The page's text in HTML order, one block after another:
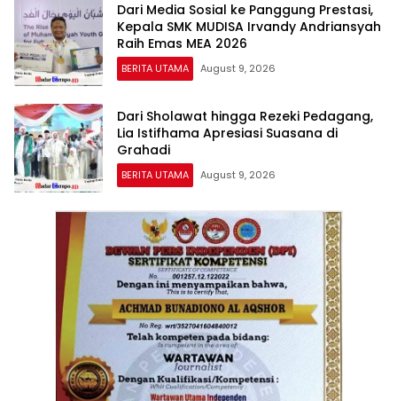
Dari Media Sosial ke Panggung Prestasi,
Kepala SMK MUDISA Irvandy Andriansyah
Raih Emas MEA 2026
BERITA UTAMA August 9, 2026
Dari Sholawat hingga Rezeki Pedagang,
Lia Istifhama Apresiasi Suasana di
Grahadi
BERITA UTAMA August 9, 2026